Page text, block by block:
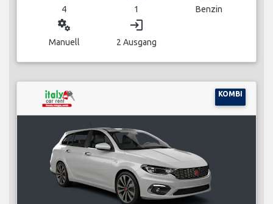
4 1 Benzin
miscellaneous_services
Manuell
login
2 Ausgang
KOMBI